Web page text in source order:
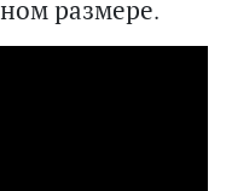
размере.